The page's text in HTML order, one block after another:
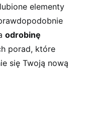
elementy
odrobinę
porad, które
się Twoją nową